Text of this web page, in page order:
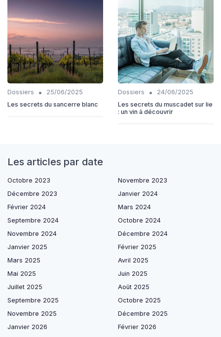
Dossiers •
25/06/2025
Les secrets du sancerre blanc
Dossiers •
24/06/2025
Les secrets du muscadet sur lie
: un vin à découvrir
Les articles par date
Octobre 2023
Novembre 2023
Décembre 2023
Janvier 2024
Février 2024
Mars 2024
Septembre 2024
Octobre 2024
Novembre 2024
Décembre 2024
Janvier 2025
Février 2025
Mars 2025
Avril 2025
Mai 2025
Juin 2025
Juillet 2025
Août 2025
Septembre 2025
Octobre 2025
Novembre 2025
Décembre 2025
Janvier 2026
Février 2026